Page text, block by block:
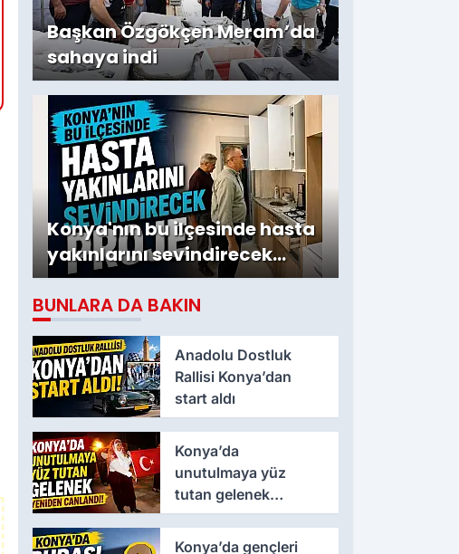
Başkan Özgökçen Meram’da
sahaya indi
Konya'nın bu ilçesinde hasta
yakınlarını sevindirecek
proje
BUNLARA DA BAKIN
Anadolu Dostluk
Rallisi Konya’dan
start aldı
Konya’da
unutulmaya yüz
tutan gelenek
yeniden canlandı!
Konya’da gençleri